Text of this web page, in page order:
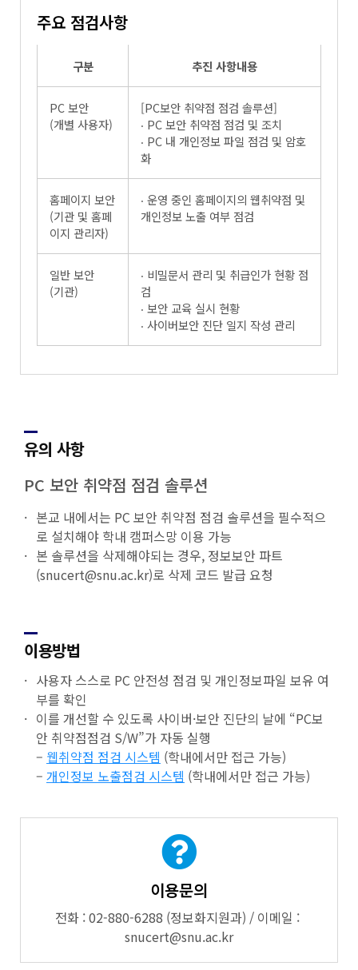
주요 점검사항
구분 추진 사항내용
PC 보안
(개별 사용자)
[PC보안 취약점 점검 솔루션]
‧ PC 보안 취약점 점검 및 조치
‧ PC 내 개인정보 파일 점검 및 암호
화
홈페이지 보안
(기관 및 홈페
이지 관리자)
‧ 운영 중인 홈페이지의 웹취약점 및
개인정보 노출 여부 점검
일반 보안
(기관)
‧ 비밀문서 관리 및 취급인가 현황 점
검
‧ 보안 교육 실시 현황
‧ 사이버보안 진단 일지 작성 관리
유의 사항
PC 보안 취약점 점검 솔루션
본교 내에서는 PC 보안 취약점 점검 솔루션을 필수적으
로 설치해야 학내 캠퍼스망 이용 가능
본 솔루션을 삭제해야되는 경우, 정보보안 파트
(snucert@snu.ac.kr)로 삭제 코드 발급 요청
이용방법
사용자 스스로 PC 안전성 점검 및 개인정보파일 보유 여
부를 확인
이를 개선할 수 있도록 사이버·보안 진단의 날에 “PC보
안 취약점점검 S/W”가 자동 실행
– 웹취약점 점검 시스템 (학내에서만 접근 가능)
– 개인정보 노출점검 시스템 (학내에서만 접근 가능)
이용문의
전화 : 02-880-6288 (정보화지원과) / 이메일 :
snucert@snu.ac.kr